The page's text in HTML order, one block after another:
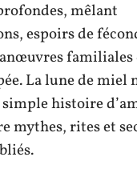
mêlant
espoirs de
familiales
La lune de miel
simple histoire
mythes, rites et